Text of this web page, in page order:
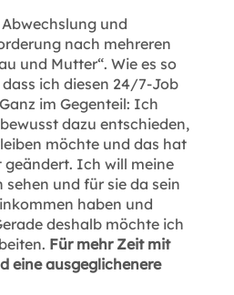
und
nach mehreren
und Mutter“. Wie es so
ich diesen 24/7-Job
im Gegenteil: Ich
dazu entschieden,
möchte und das hat
geändert. Ich will meine
und für sie da sein
haben und
deshalb möchte ich
Für mehr Zeit mit
eine ausgeglichenere